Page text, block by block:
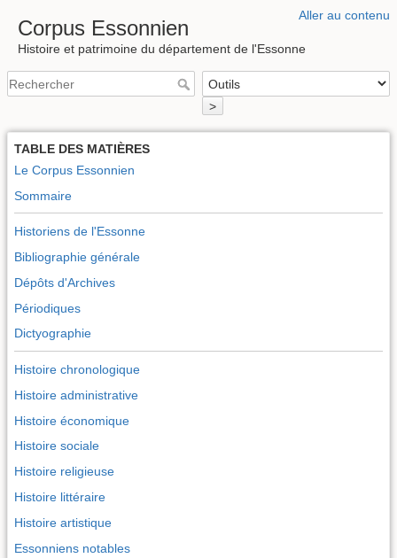
Aller au contenu
Corpus Essonnien
Histoire et patrimoine du département de l'Essonne
>
TABLE DES MATIÈRES
Le Corpus Essonnien
Sommaire
Historiens de l'Essonne
Bibliographie générale
Dépôts d'Archives
Périodiques
Dictyographie
Histoire chronologique
Histoire administrative
Histoire économique
Histoire sociale
Histoire religieuse
Histoire littéraire
Histoire artistique
Essonniens notables